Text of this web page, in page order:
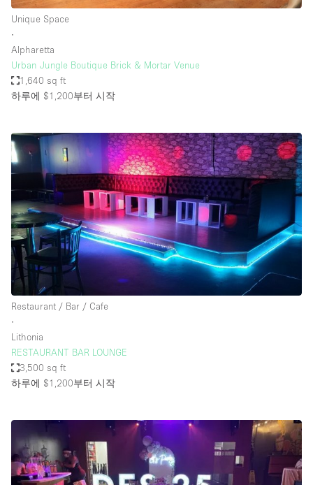
Unique Space
∙
Alpharetta
Urban Jungle Boutique Brick & Mortar Venue
1,640 sq ft
하루에 $1,200부터 시작
Restaurant / Bar / Cafe
∙
Lithonia
RESTAURANT BAR LOUNGE
3,500 sq ft
하루에 $1,200부터 시작